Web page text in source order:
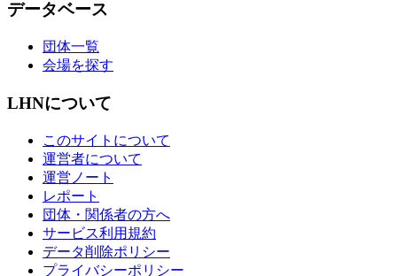
データベース
団体一覧
会場を探す
LHNについて
このサイトについて
運営者について
運営ノート
レポート
団体・関係者の方へ
サービス利用規約
データ削除ポリシー
プライバシーポリシー